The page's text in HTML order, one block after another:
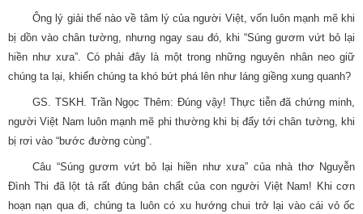
Ông lý giải thế nào về tâm lý của người Việt, vốn luôn mạnh mẽ khi
bị dồn vào chân tường, nhưng ngay sau đó, khi “Súng gươm vứt bỏ lại
hiền như xưa”. Có phải đây là một trong những nguyên nhân neo giữ
chúng ta lại, khiến chúng ta khó bứt phá lên như láng giềng xung quanh?
GS. TSKH. Trần Ngọc Thêm: Đúng vậy! Thực tiễn đã chứng minh,
người Việt Nam luôn mạnh mẽ phi thường khi bị đẩy tới chân tường, khi
bị rơi vào “bước đường cùng”.
Câu “Súng gươm vứt bỏ lại hiền như xưa” của nhà thơ Nguyễn
Đình Thi đã lột tả rất đúng bản chất của con người Việt Nam! Khi cơn
hoạn nạn qua đi, chúng ta luôn có xu hướng chui trở lại vào cái vỏ ốc